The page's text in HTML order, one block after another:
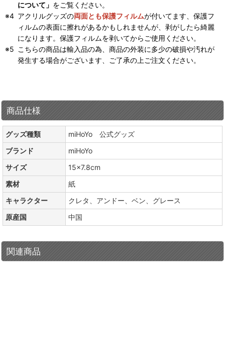
について」 をご覧ください。
アクリルグッズの両面とも保護フィルムが付いてます、保護フ
ィルムの表面に擦れがあるかもしれませんが、剥がしたら綺麗
になります。保護フィルムを剥いてからご使用ください。
こちらの商品は輸入品の為、商品の外装に多少の破損や汚れが
発生する場合がございます、ご了承の上ご注文ください。
商品仕様
グッズ種類
miHoYo 公式グッズ
ブランド
miHoYo
サイズ
15×7.8cm
素材
紙
キャラクター
クレタ、アンドー、ベン、グレース
原産国
中国
関連商品